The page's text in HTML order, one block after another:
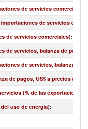
de servicios comerciales)
de servicios
de servicios comerciales):
de servicios, balanza de pagos)
de servicios, balanza de
de pagos, US$ a precios
(% de las exportaciones
uso de energía):